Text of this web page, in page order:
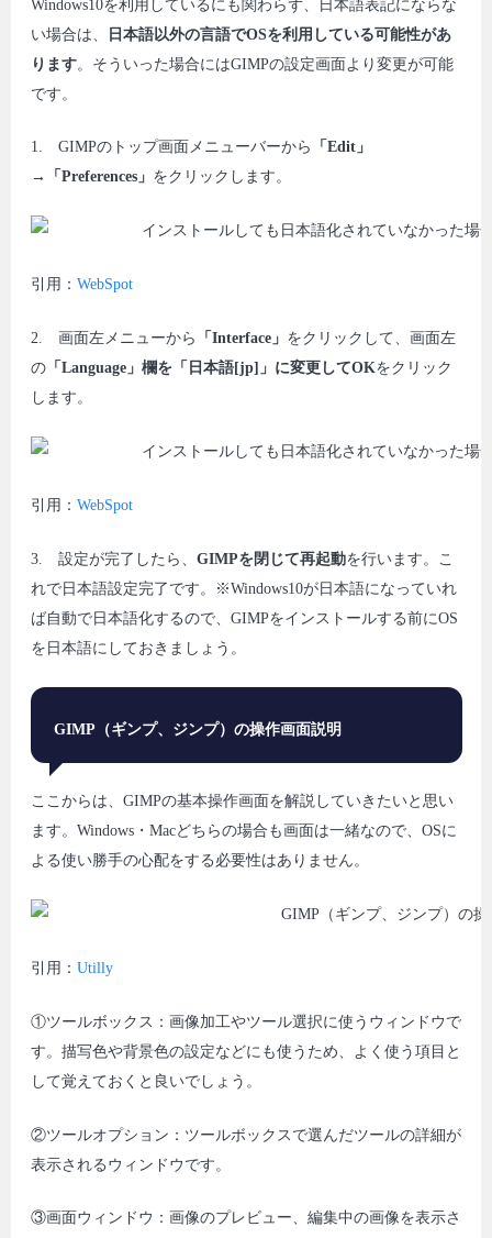
Windows10を利用しているにも関わらず、日本語表記にならな
い場合は、
日本語以外の言語でOSを利用している可能性があ
ります。そういった場合にはGIMPの設定画面より変更が可能
です。
1. GIMPのトップ画面メニューバーから 「Edit」
→「Preferences」 をクリックします。
引用： WebSpot
2. 画面左メニューから 「Interface」 をクリックして、画面左
の「Language」欄を「日本語[jp]」に変更してOKをクリック
します。
引用： WebSpot
3. 設定が完了したら、 GIMPを閉じて再起動を行います。こ
れで日本語設定完了です。※Windows10が日本語になっていれ
ば自動で日本語化するので、GIMPをインストールする前にOS
を日本語にしておきましょう。
GIMP （ギンプ、ジンプ）の操作画面説明
ここからは、GIMPの基本操作画面を解説していきたいと思い
ます。Windows・Macどちらの場合も画面は一緒なので、OSに
よる使い勝手の心配をする必要性はありません。
引用： Utilly
①ツールボックス：画像加工やツール選択に使うウィンドウで
す。描写色や背景色の設定などにも使うため、よく使う項目と
して覚えておくと良いでしょう。
②ツールオプション：ツールボックスで選んだツールの詳細が
表示されるウィンドウです。
③画面ウィンドウ：画像のプレビュー、編集中の画像を表示さ